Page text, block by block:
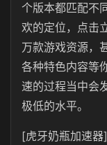
个版本都匹配不
欢的定位，点击
万款游戏资源，
各种特色内容等
速的过程当中会
极低的水平。
[虎牙奶瓶加速器]